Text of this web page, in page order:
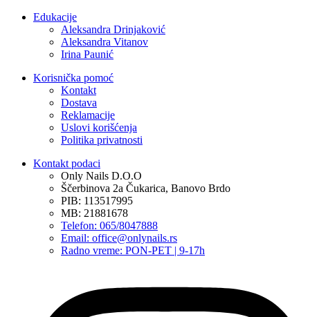
Edukacije
Aleksandra Drinjaković
Aleksandra Vitanov
Irina Paunić
Korisnička pomoć
Kontakt
Dostava
Reklamacije
Uslovi korišćenja
Politika privatnosti
Kontakt podaci
Only Nails D.O.O
Ščerbinova 2a Čukarica, Banovo Brdo
PIB: 113517995
MB: 21881678
Telefon: 065/8047888
Email: office@onlynails.rs
Radno vreme: PON-PET | 9-17h